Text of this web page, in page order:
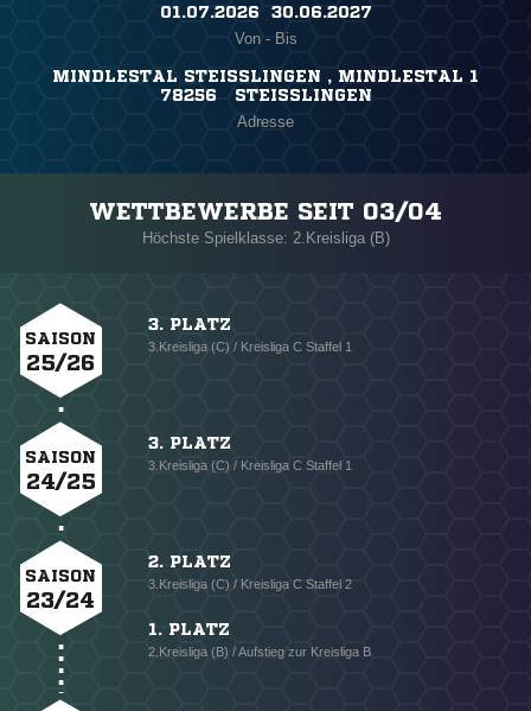
01.07.2026 ​ 30.06.2027
Von - Bis
MINDLESTAL STEISSLINGEN , MINDLESTAL 1
78256 STEISSLINGEN
Adresse
WETTBEWERBE SEIT 03/04
Höchste Spielklasse: 2.Kreisliga (B)
SAISON
25/26
3. PLATZ
3.Kreisliga (C) / Kreisliga C Staffel 1
SAISON
24/25
3. PLATZ
3.Kreisliga (C) / Kreisliga C Staffel 1
SAISON
23/24
2. PLATZ
3.Kreisliga (C) / Kreisliga C Staffel 2
1. PLATZ
2.Kreisliga (B) / Aufstieg zur Kreisliga B